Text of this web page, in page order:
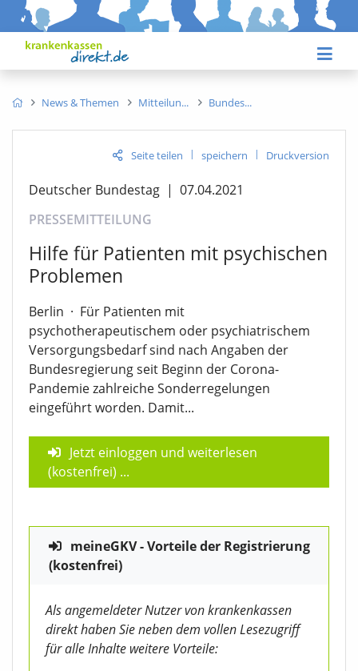
News & Themen Mitteilun Bundes
Seite teilen | speichern | Druckversion
Deutscher Bundestag | 07.04.2021
PRESSEMITTEILUNG
Hilfe für Patienten mit psychischen
Problemen
Berlin · Für Patienten mit
psychotherapeutischem oder psychiatrischem
Versorgungsbedarf sind nach Angaben der
Bundesregierung seit Beginn der Corona-
Pandemie zahlreiche Sonderregelungen
eingeführt worden. Damit...
Jetzt einloggen und weiterlesen
(kostenfrei) ...
meineGKV - Vorteile der Registrierung
(kostenfrei)
Als angemeldeter Nutzer von krankenkassen
direkt haben Sie neben dem vollen Lesezugriff
für alle Inhalte weitere Vorteile: